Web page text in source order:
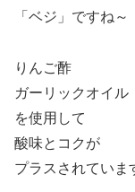
「ベジ」ですね～
りんご酢
ガーリックオイル
を使用して
酸味とコクが
プラスされていま